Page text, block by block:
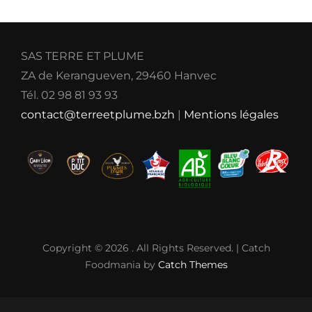
SAS TERRE ET PLUME
ZA de Kerangueven, 29460 Hanvec
Tél. 02 98 81 93 93
contact@terreetplume.bzh | Mentions légales
Copyright © 2026 . All Rights Reserved. | Catch
Foodmania by Catch Themes